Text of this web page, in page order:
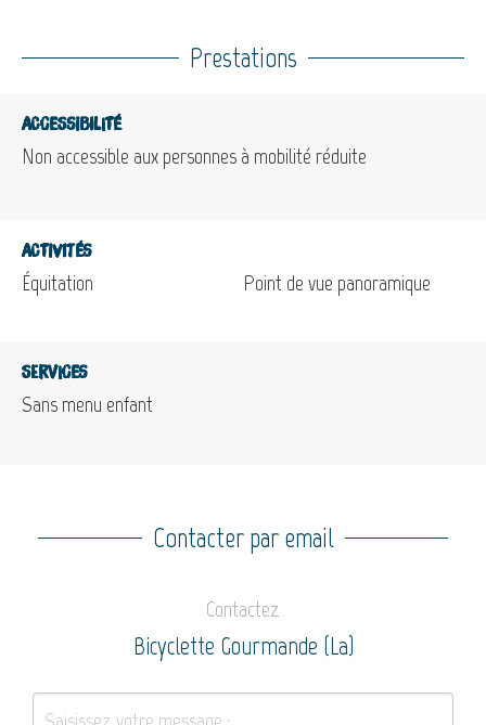
Prestations
Accessibilité
Non accessible aux personnes à mobilité réduite
Activités
Équitation Point de vue panoramique
Services
Sans menu enfant
Contacter par email
Contactez
Bicyclette Gourmande (La)